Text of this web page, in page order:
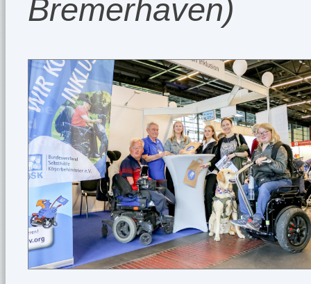
Bremerhaven)